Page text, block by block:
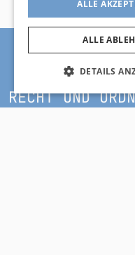
RECHT UND
ALLE
ALLE
DETAILS